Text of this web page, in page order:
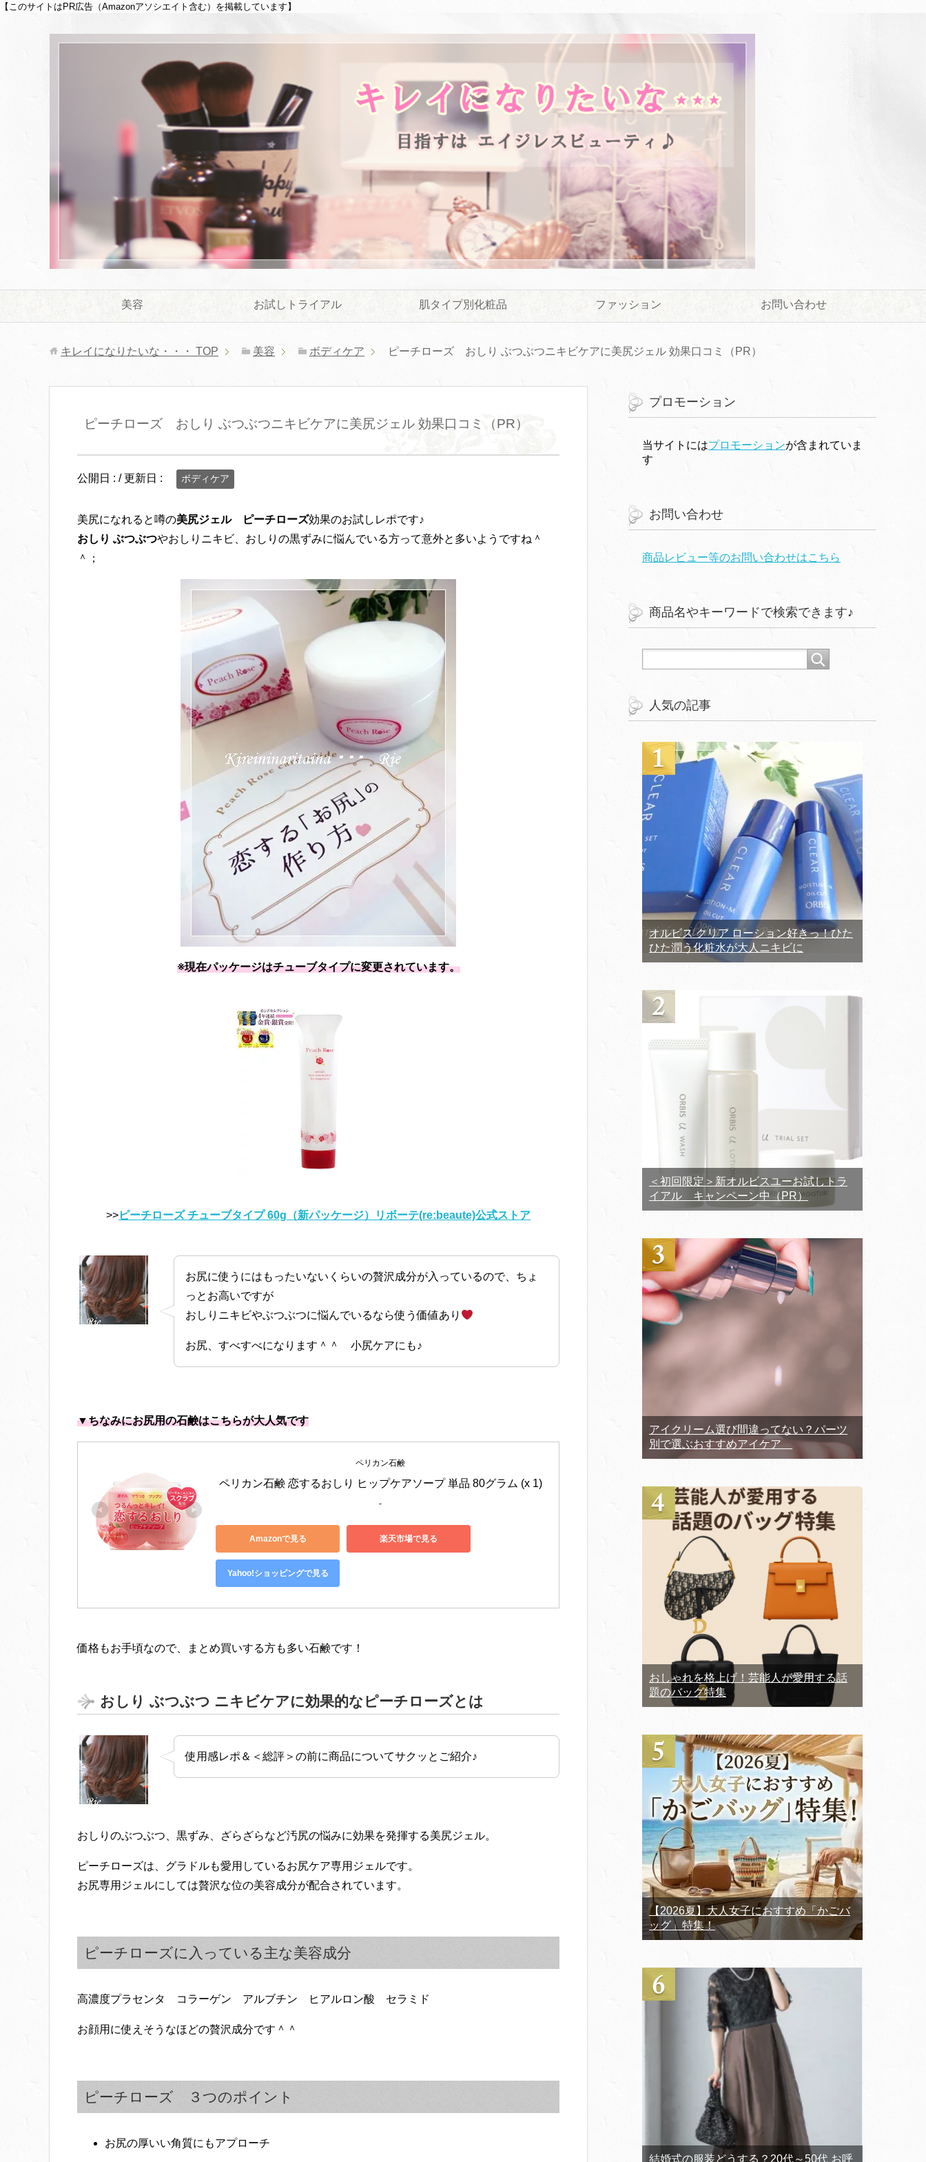
【このサイトはPR広告（Amazonアソシエイト含む）を掲載しています】
美容 お試しトライアル 肌タイプ別化粧品 ファッション お問い合わせ
キレイになりたいな・・・ TOP 美容 ボディケア ピーチローズ おしり ぶつぶつニキビケアに美尻ジェル 効果口コミ（PR）
ピーチローズ おしり ぶつぶつニキビケアに美尻ジェル 効果口コミ（PR）
公開日 : / 更新日 : ボディケア
美尻になれると噂の美尻ジェル ピーチローズ効果のお試しレポです♪
おしり ぶつぶつやおしりニキビ、おしりの黒ずみに悩んでいる方って意外と多いようですね＾
＾；
※現在パッケージはチューブタイプに変更されています。
>>ピーチローズ チューブタイプ 60g（新パッケージ）リボーテ(re:beaute)公式ストア
お尻に使うにはもったいないくらいの贅沢成分が入っているので、ちょ
っとお高いですが
おしりニキビやぶつぶつに悩んでいるなら使う価値あり
お尻、すべすべになります＾＾ 小尻ケアにも♪
▼ちなみにお尻用の石鹸はこちらが大人気です
ペリカン石鹸
ペリカン石鹸 恋するおしり ヒップケアソープ 単品 80グラム (x 1)
-
Amazonで見る 楽天市場で見る
Yahoo!ショッピングで見る
価格もお手頃なので、まとめ買いする方も多い石鹸です！
おしり ぶつぶつ ニキビケアに効果的なピーチローズとは
使用感レポ＆＜総評＞の前に商品についてサクッとご紹介♪
おしりのぶつぶつ、黒ずみ、ざらざらなど汚尻の悩みに効果を発揮する美尻ジェル。
ピーチローズは、グラドルも愛用しているお尻ケア専用ジェルです。
お尻専用ジェルにしては贅沢な位の美容成分が配合されています。
ピーチローズに入っている主な美容成分
高濃度プラセンタ コラーゲン アルブチン ヒアルロン酸 セラミド
お顔用に使えそうなほどの贅沢成分です＾＾
ピーチローズ ３つのポイント
お尻の厚いい角質にもアプローチ
プロモーション
当サイトにはプロモーションが含まれていま
す
お問い合わせ
商品レビュー等のお問い合わせはこちら
商品名やキーワードで検索できます♪
人気の記事
オルビス クリア ローション好きっ！ひた
ひた潤う化粧水が大人ニキビに
＜初回限定＞新オルビスユーお試しトラ
イアル キャンペーン中（PR）
アイクリーム選び間違ってない？パーツ
別で選ぶおすすめアイケア
おしゃれを格上げ！芸能人が愛用する話
題のバッグ特集
【2026夏】大人女子におすすめ「かごバ
ッグ」特集！
結婚式の服装どうする？20代～50代 お呼